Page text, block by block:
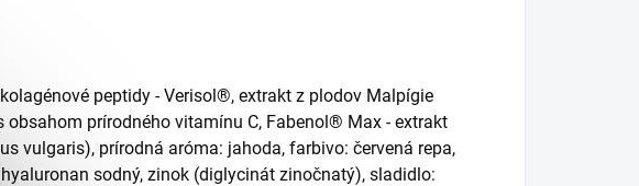
peptidy - Verisol®, extrakt z plodov Malpígie
prírodného vitamínu C, Fabenol® Max - extrakt
vulgaris), prírodná aróma: jahoda, farbivo: červená repa,
sodný, zinok (diglycinát zinočnatý), sladidlo: